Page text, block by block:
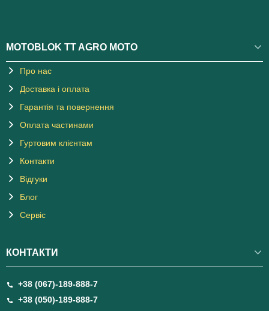
MOTOBLOK TT AGRO MOTO
Про нас
Доставка і оплата
Гарантія та повернення
Оплата частинами
Гуртовим клієнтам
Контакти
Відгуки
Блог
Сервіс
КОНТАКТИ
+38 (067)-189-888-7
+38 (050)-189-888-7